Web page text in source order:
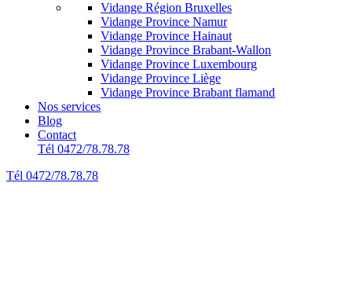
Vidange Région Bruxelles
Vidange Province Namur
Vidange Province Hainaut
Vidange Province Brabant-Wallon
Vidange Province Luxembourg
Vidange Province Liège
Vidange Province Brabant flamand
Nos services
Blog
Contact
Tél 0472/78.78.78
Tél 0472/78.78.78